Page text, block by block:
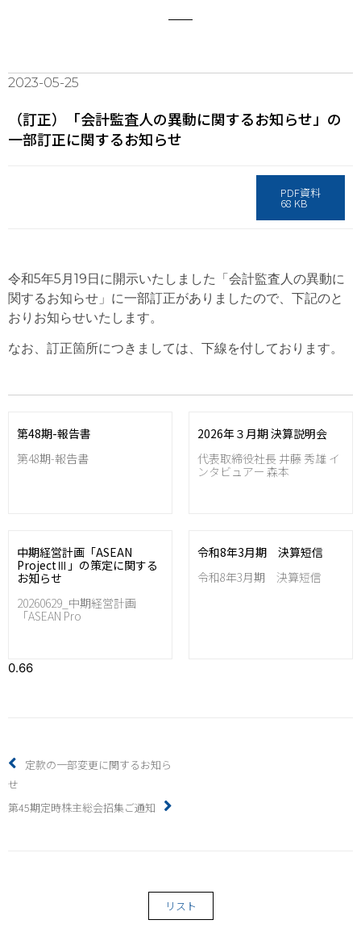
2023-05-25
（訂正）「会計監査人の異動に関するお知らせ」の
一部訂正に関するお知らせ
PDF資料
68 KB
令和5年5月19日に開示いたしました「会計監査人の異動に
関するお知らせ」に一部訂正がありましたので、下記のと
おりお知らせいたします。
なお、訂正箇所につきましては、下線を付しております。
第48期-報告書
第48期-報告書
2026年３月期 決算説明会
代表取締役社長 井藤 秀雄 イ
ンタビュアー 森本
中期経営計画「ASEAN
ProjectⅢ」の策定に関する
お知らせ
20260629_中期経営計画
「ASEAN Pro
令和8年3月期 決算短信
令和8年3月期 決算短信
定款の一部変更に関するお知ら
せ
第45期定時株主総会招集ご通知
リスト